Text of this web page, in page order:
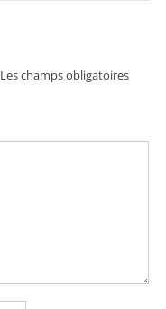
Les champs obligatoires